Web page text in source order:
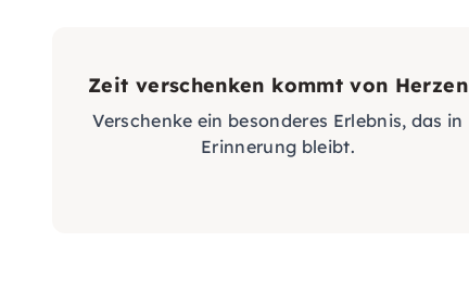
Zeit verschenken kommt von Herzen
Verschenke ein besonderes Erlebnis, das in
Erinnerung bleibt.